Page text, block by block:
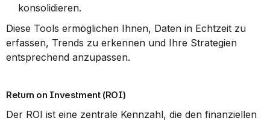
konsolidieren.
Diese Tools ermöglichen Ihnen, Daten in Echtzeit zu
erfassen, Trends zu erkennen und Ihre Strategien
entsprechend anzupassen.
Return on Investment (ROI)
Der ROI ist eine zentrale Kennzahl, die den finanziellen